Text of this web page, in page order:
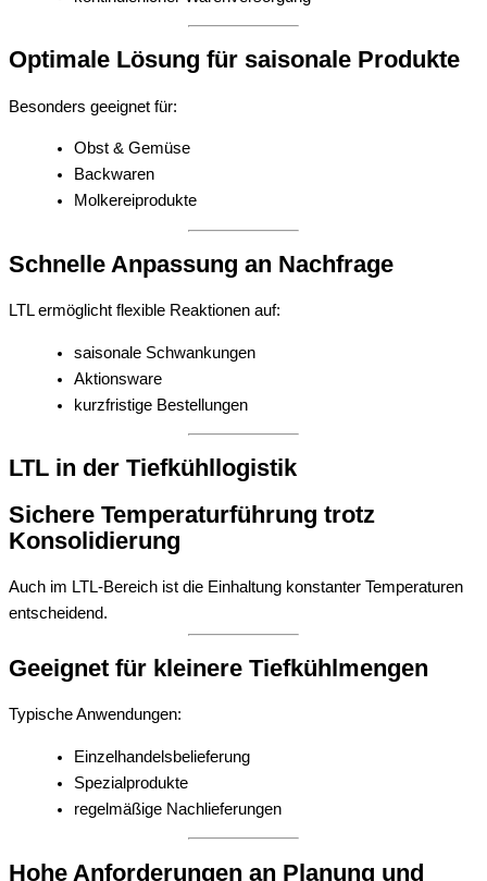
Optimale Lösung für saisonale Produkte
Besonders geeignet für:
Obst & Gemüse
Backwaren
Molkereiprodukte
Schnelle Anpassung an Nachfrage
LTL ermöglicht flexible Reaktionen auf:
saisonale Schwankungen
Aktionsware
kurzfristige Bestellungen
LTL in der Tiefkühllogistik
Sichere Temperaturführung trotz
Konsolidierung
Auch im LTL-Bereich ist die Einhaltung konstanter Temperaturen
entscheidend.
Geeignet für kleinere Tiefkühlmengen
Typische Anwendungen:
Einzelhandelsbelieferung
Spezialprodukte
regelmäßige Nachlieferungen
Hohe Anforderungen an Planung und